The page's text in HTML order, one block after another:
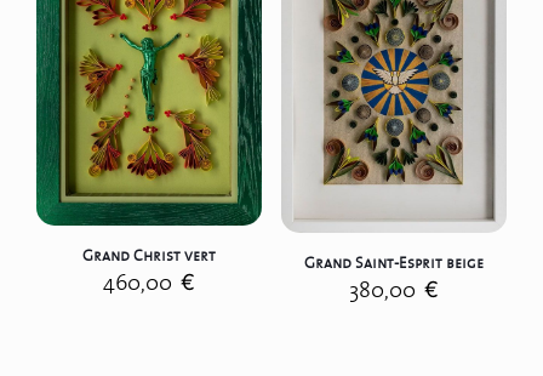
Grand Christ vert
460,00€
Grand Saint-Esprit beige
380,00 €